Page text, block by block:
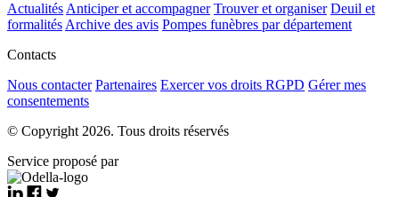
Actualités Anticiper et accompagner Trouver et organiser Deuil et
formalités Archive des avis Pompes funèbres par département
Contacts
Nous contacter Partenaires Exercer vos droits RGPD Gérer mes
consentements
© Copyright 2026. Tous droits réservés
Service proposé par